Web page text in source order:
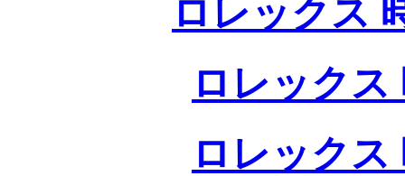
ロレックス
ロレックス
ロレックス